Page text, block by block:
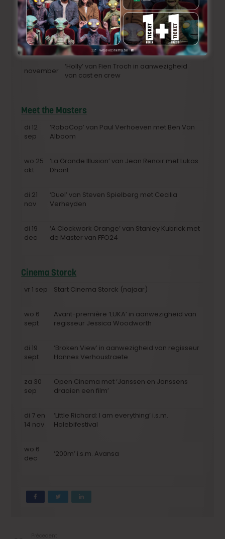
di 26 sep
van cast & crew
oktober
‘Het smelt’ van Veerle Baetens in
aanwezigheid van cast & crew
november
‘Holly’ van Fien Troch in aanwezigheid
van cast en crew
Meet the Masters
di 12
sep
‘RoboCop’ van Paul Verhoeven met Ben Van
Alboom
wo 25
okt
‘La Grande Illusion’ van Jean Renoir met Lukas
Dhont
di 21
nov
‘Duel’ van Steven Spielberg met Cecilia
Verheyden
di 19
dec
‘A Clockwork Orange’ van Stanley Kubrick met
de Master van FFO24
Cinema Storck
vr 1 sep Start Cinema Storck (najaar)
wo 6
sept
Avant-première ‘LUKA’ in aanwezigheid van
regisseur Jessica Woodworth
di 19
sept
‘Broken View’ in aanwezigheid van regisseur
Hannes Verhoustraete
za 30
sep
Open Cinema met ‘Janssen en Janssens
draaien een film’
di 7 en
14 nov
‘Little Richard: I am everything’ i.s.m.
Holebifestival
wo 6
dec
‘200m’ i.s.m. Avansa